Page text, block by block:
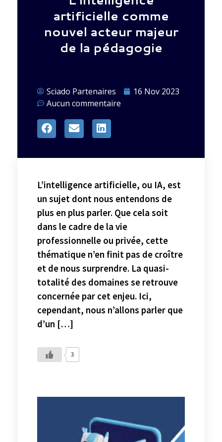
artificielle comme
nouvel acteur majeur
de la pédagogie
Sciado Partenaires
16 Nov 2023
Aucun commentaire
L’intelligence artificielle, ou IA, est
un sujet dont nous entendons de
plus en plus parler. Que cela soit
dans le cadre de la vie
professionnelle ou privée, cette
thématique n’en finit pas de croître
et de nous surprendre. La quasi-
totalité des domaines se retrouve
concernée par cet enjeu. Ici,
cependant, nous n’allons parler que
d’un […]
3